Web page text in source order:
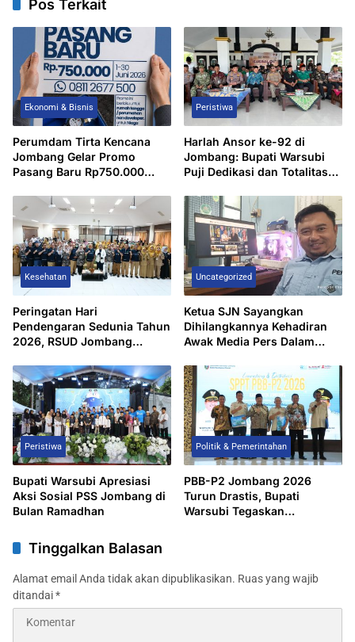
Pos Terkait
Ekonomi & Bisnis
Perumdam Tirta Kencana
Jombang Gelar Promo
Pasang Baru Rp750.000
Peristiwa
Harlah Ansor ke-92 di
Jombang: Bupati Warsubi
Puji Dedikasi dan Totalitas
Kesehatan
Peringatan Hari
Pendengaran Sedunia Tahun
2026, RSUD Jombang
Suara Lakukan Seminar
Uncategorized
Ketua SJN Sayangkan
Dihilangkannya Kehadiran
Awak Media Pers Dalam
Jombang, Keterbukaan
Informasi Dipertanyakan
Peristiwa
Bupati Warsubi Apresiasi
Aksi Sosial PSS Jombang di
Bulan Ramadhan
Politik & Pemerintahan
PBB-P2 Jombang 2026
Turun Drastis, Bupati
Warsubi Tegaskan
Tinggalkan Balasan
Alamat email Anda tidak akan dipublikasikan. Ruas yang wajib
ditandai*